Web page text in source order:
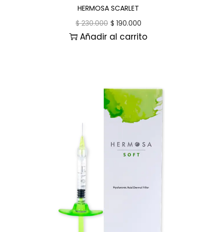
HERMOSA SCARLET
$230.000 $ 190.000
Añadir al carrito